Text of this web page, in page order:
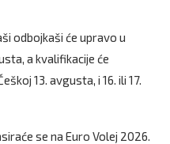
odbojkaši će upravo u
a kvalifikacije će
13. avgusta, i 16. ili 17.
se na Euro Volej 2026.